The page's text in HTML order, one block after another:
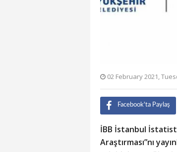
02 February 2021,
Facebook'ta Paylaş
İBB İstanbul
Araştırması”nı